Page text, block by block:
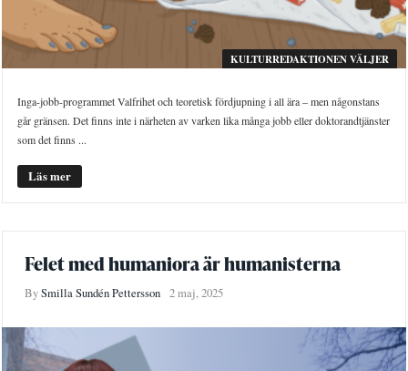
KULTURREDAKTIONEN VÄLJER
Inga-jobb-programmet Valfrihet och teoretisk fördjupning i all ära – men någonstans
går gränsen. Det finns inte i närheten av varken lika många jobb eller doktorandtjänster
som det finns ...
Läs mer
Felet med humaniora är humanisterna
BySmilla Sundén Pettersson 2 maj, 2025